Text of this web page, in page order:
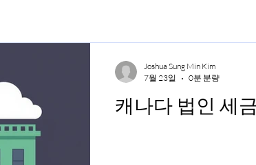
캐나다 법인 세
Joshua Sung Min Kim
7월 23일
0분 분량